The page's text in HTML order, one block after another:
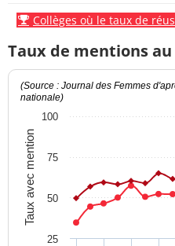
Collèges où le taux de
Taux de mentions
Taux avec mention
(Source : Journal des Femmes
nationale)
25
50
75
100